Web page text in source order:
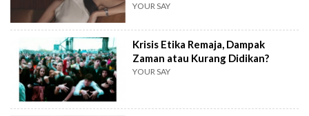
YOUR SAY
Krisis Etika Remaja, Dampak
Zaman atau Kurang Didikan?
YOUR SAY